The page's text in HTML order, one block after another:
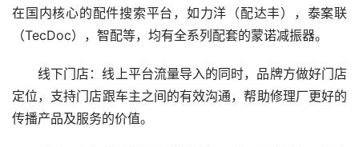
在国内核心的配件搜索平台，如力洋（配达丰），泰案联
（TecDoc），智配等，均有全系列配套的蒙诺减振器。
线下门店：线上平台流量导入的同时，品牌方做好门店
定位，支持门店跟车主之间的有效沟通，帮助修理厂更好的
传播产品及服务的价值。